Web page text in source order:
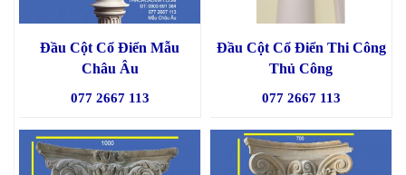
Đầu Cột Cổ Điển Mẫu
Châu Âu
077 2667 113
Đầu Cột Cổ Điển Thi Công
Thủ Công
077 2667 113